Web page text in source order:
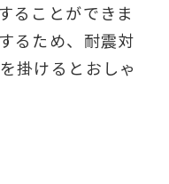
ることができま
るため、耐震対
掛けるとおしゃ